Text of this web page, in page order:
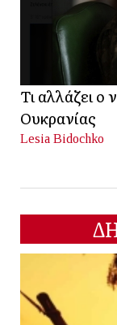
Τι αλλάζει ο
Ουκρανίας
Lesia Bidochko